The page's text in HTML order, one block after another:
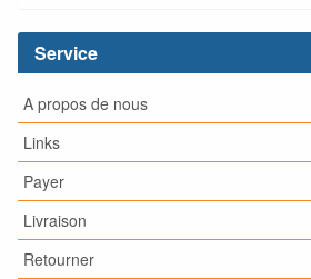
Service
A propos de nous
Links
Payer
Livraison
Retourner